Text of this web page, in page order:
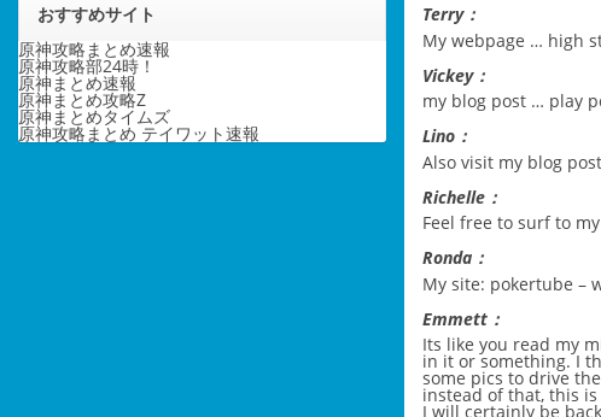
Terry：
My webpage … high
Vickey：
my blog post … play
Lino：
Also visit my blog
Richelle：
Feel free to surf to
Ronda：
My site: pokertube –
Emmett：
Its like you read my
in it or something. I
some pics to drive
instead of that, this
I will certainly be
おすすめサイト
原神攻略まとめ速報
原神攻略部24時！
原神まとめ速報
原神まとめ攻略Z
原神まとめタイムズ
原神攻略まとめ テイワット速報